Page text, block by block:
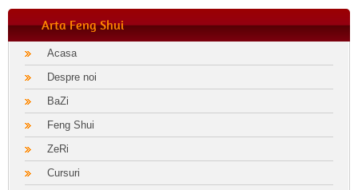
Arta Feng Shui
Acasa
Despre noi
BaZi
Feng Shui
ZeRi
Cursuri